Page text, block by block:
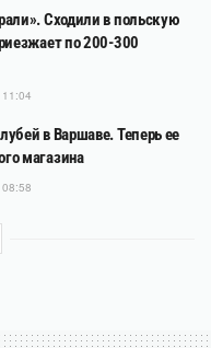
Сходили в польскую
по 200-300
в Варшаве. Теперь ее
магазина